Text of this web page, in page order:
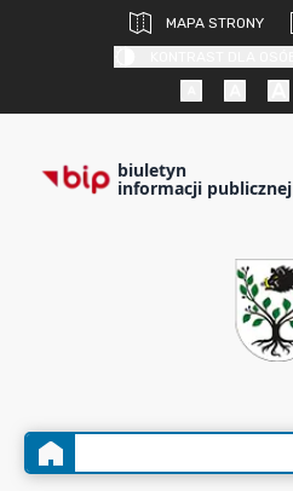
MAPA STRONY
biuletyn
informacji publicznej